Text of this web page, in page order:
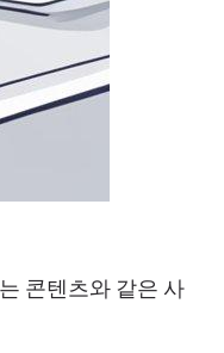
콘텐츠와 같은 사